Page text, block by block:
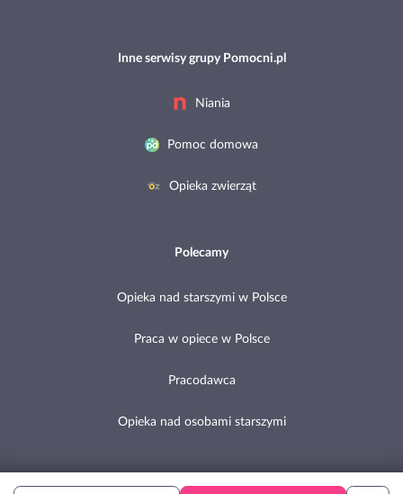
Inne serwisy grupy Pomocni.pl
Niania
Pomoc domowa
Opieka zwierząt
Polecamy
Opieka nad starszymi w Polsce
Praca w opiece w Polsce
Pracodawca
Opieka nad osobami starszymi
Copyright © 2002-2026 Pomocni.pl